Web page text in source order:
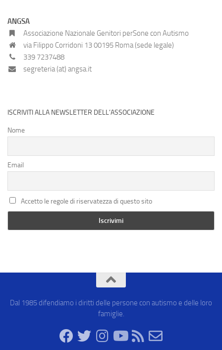
ANGSA
Associazione Nazionale Genitori perSone con Autismo
via Filippo Corridoni 13 00195 Roma (sede legale)
339 7237488
segreteria (at) angsa.it
ISCRIVITI ALLA NEWSLETTER DELL’ASSOCIAZIONE
Nome
Email
Accetto le regole di riservatezza di questo sito
Dal 1985 difendiamo i diritti delle persone con autismo e delle loro
famiglie.